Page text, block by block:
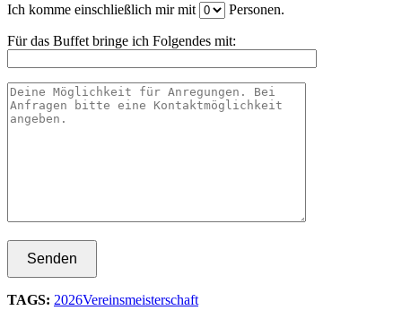
Ich komme einschließlich mir mit Personen.
Für das Buffet bringe ich Folgendes mit:
TAGS: 2026Vereinsmeisterschaft